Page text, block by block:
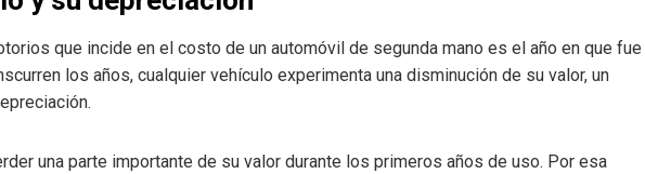
que incide en el costo de un automóvil de segunda mano es el año en que fue
los años, cualquier vehículo experimenta una disminución de su valor, un
una parte importante de su valor durante los primeros años de uso. Por esa